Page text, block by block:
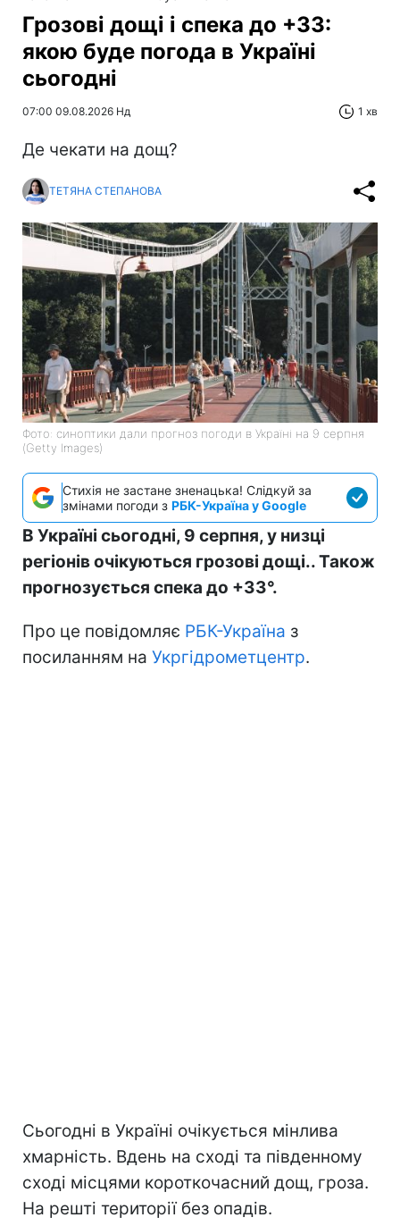
Грозові дощі і спека до +33:
якою буде погода в Україні
сьогодні
07:00 09.08.2026 Нд 1 хв
Де чекати на дощ?
ТЕТЯНА СТЕПАНОВА
Фото: синоптики дали прогноз погоди в Україні на 9 серпня
(Getty Images)
Стихія не застане зненацька! Слідкуй за
змінами погоди з РБК-Україна у Google
В Україні сьогодні, 9 серпня, у низці
регіонів очікуються грозові дощі.. Також
прогнозується спека до +33°.
Про це повідомляє РБК-Україна з
посиланням на Укргідрометцентр.
Сьогодні в Україні очікується мінлива
хмарність. Вдень на сході та південному
сході місцями короткочасний дощ, гроза.
На решті території без опадів.